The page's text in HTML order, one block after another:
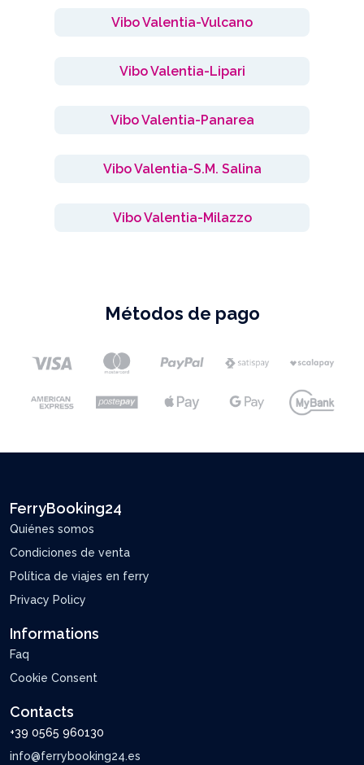
Vibo Valentia-Vulcano
Vibo Valentia-Lipari
Vibo Valentia-Panarea
Vibo Valentia-S.M. Salina
Vibo Valentia-Milazzo
Métodos de pago
FerryBooking24
Quiénes somos
Condiciones de venta
Política de viajes en ferry
Privacy Policy
Informations
Faq
Cookie Consent
Contacts
+39 0565 960130
info@ferrybooking24.es